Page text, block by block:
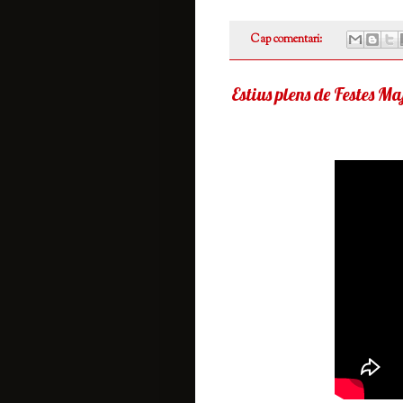
Cap comentari:
Estius plens de Festes